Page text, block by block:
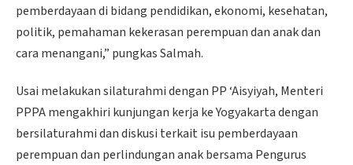
pemberdayaan di bidang pendidikan, ekonomi, kesehatan,
politik, pemahaman kekerasan perempuan dan anak dan
cara menangani,” pungkas Salmah.
Usai melakukan silaturahmi dengan PP ‘Aisyiyah, Menteri
PPPA mengakhiri kunjungan kerja ke Yogyakarta dengan
bersilaturahmi dan diskusi terkait isu pemberdayaan
perempuan dan perlindungan anak bersama Pengurus